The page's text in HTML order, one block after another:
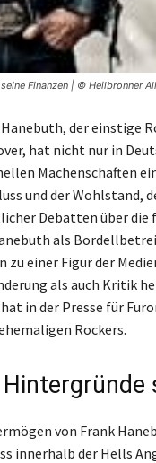
Finanzen | © Heilbronner
der einstige
hat nicht nur in
Machenschaften
und der Wohlstand,
Debatten über die
als
zu einer Figur der
als auch Kritik
in der Presse für
Rockers.
Hintergründe
von Frank
innerhalb der Hells